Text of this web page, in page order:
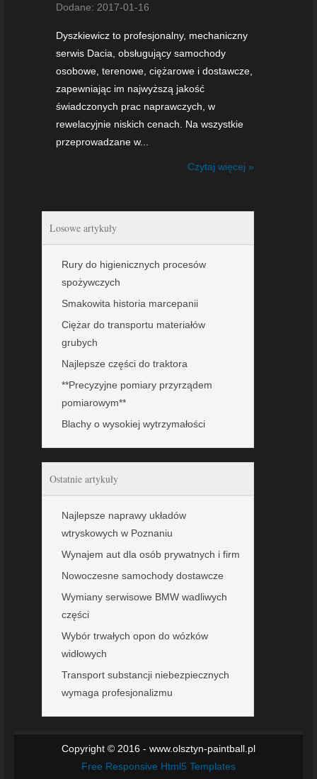
Dodane: 2017-01-16
Dyszkiewicz to profesjonalny, mechaniczny
serwis Dacia, obsługujący samochody
osobowe, terenowe, ciężarowe i dostawcze,
zapewniając im najwyższą jakość
świadczonych prac naprawczych, w
rewelacyjnie niskich cenach. Na wszystkie
przeprowadzane w...
Czytaj więcej »
Losowe artykuły
Rury do higienicznych procesów
spożywczych
Smakowita historia marcepanii
Ciężar do transportu materiałów
grubych
Najlepsze części do traktora
**Precyzyjne pomiary przyrządem
pomiarowym**
Blachy o wysokiej wytrzymałości
Ostatnie artykuły
Najlepsze naprawy układów
wtryskowych w Poznaniu
Wynajem aut dla osób prywatnych i firm
Nowoczesne samochody dostawcze
Wymiany serwisowe BMW wadliwych
części
Wybór trwałych opon do wózków
widłowych
Transport substancji niebezpiecznych
wymaga profesjonalizmu
Copyright © 2016 - www.olsztyn-paintball.pl
Free Responsive Html5 Templates